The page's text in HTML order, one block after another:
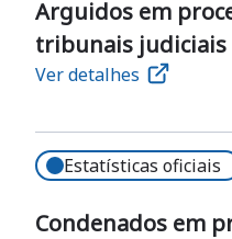
Arguidos em
tribunais judiciais
Ver detalhes
Estatísticas oficiais
Condenados em